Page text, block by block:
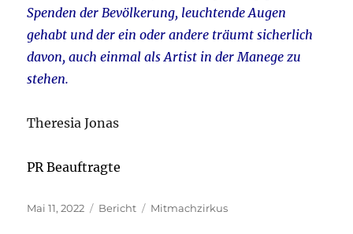
Spenden der Bevölkerung, leuchtende Augen
gehabt und der ein oder andere träumt sicherlich
davon, auch einmal als Artist in der Manege zu
stehen.
Theresia Jonas
PR Beauftragte
Veröffentlicht
Mai 11, 2022 Kategorien
Bericht Schlagwörter
Mitmachzirkus